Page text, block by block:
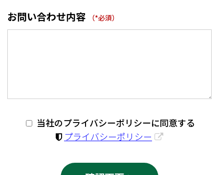
お問い合わせ内容
当社のプライバシーポリシーに同意する
プライバシーポリシー